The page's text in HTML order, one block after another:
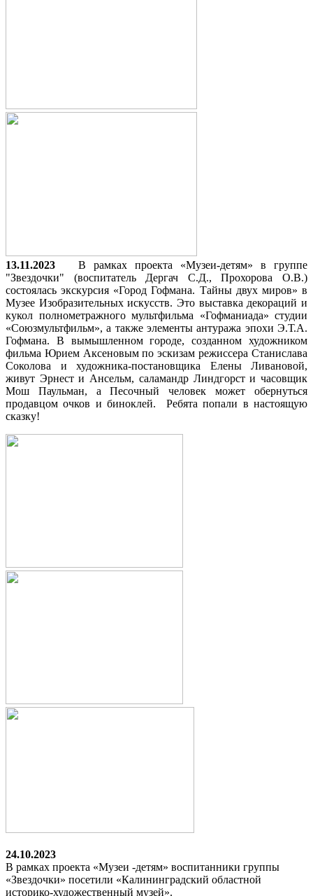
13.11.2023
В рамках проекта «Музеи-детям» в группе
"Звездочки" (воспитатель Дергач С.Д., Прохорова О.В.)
состоялась экскурсия «Город Гофмана. Тайны двух миров» в
Музее Изобразительных искусств. Это выставка декораций и
кукол полнометражного мультфильма «Гофманиада» студии
«Союзмультфильм», а также элементы антуража эпохи Э.Т.А.
Гофмана. В вымышленном городе, созданном художником
фильма Юрием Аксеновым по эскизам режиссера Станислава
Соколова и художника-постановщика Елены Ливановой,
живут Эрнест и Ансельм, саламандр Линдгорст и часовщик
Мош Паульман, а Песочный человек может обернуться
продавцом очков и биноклей. Ребята попали в настоящую
сказку!
24.10.2023
В рамках проекта «Музеи -детям» воспитанники группы
«Звездочки» посетили «Калининградский областной
историко-художественный музей».